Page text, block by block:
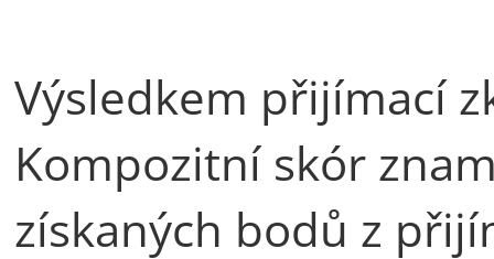
Výsledkem přijímací
Kompozitní skór
získaných bodů z